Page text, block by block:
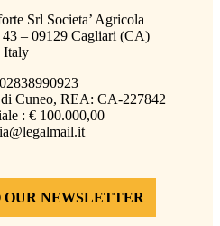
Srl Societa’ Agricola
43 – 09129 Cagliari (CA)
Italy
Cuneo, REA: CA-227842
: € 100.000,00
OUR NEWSLETTER